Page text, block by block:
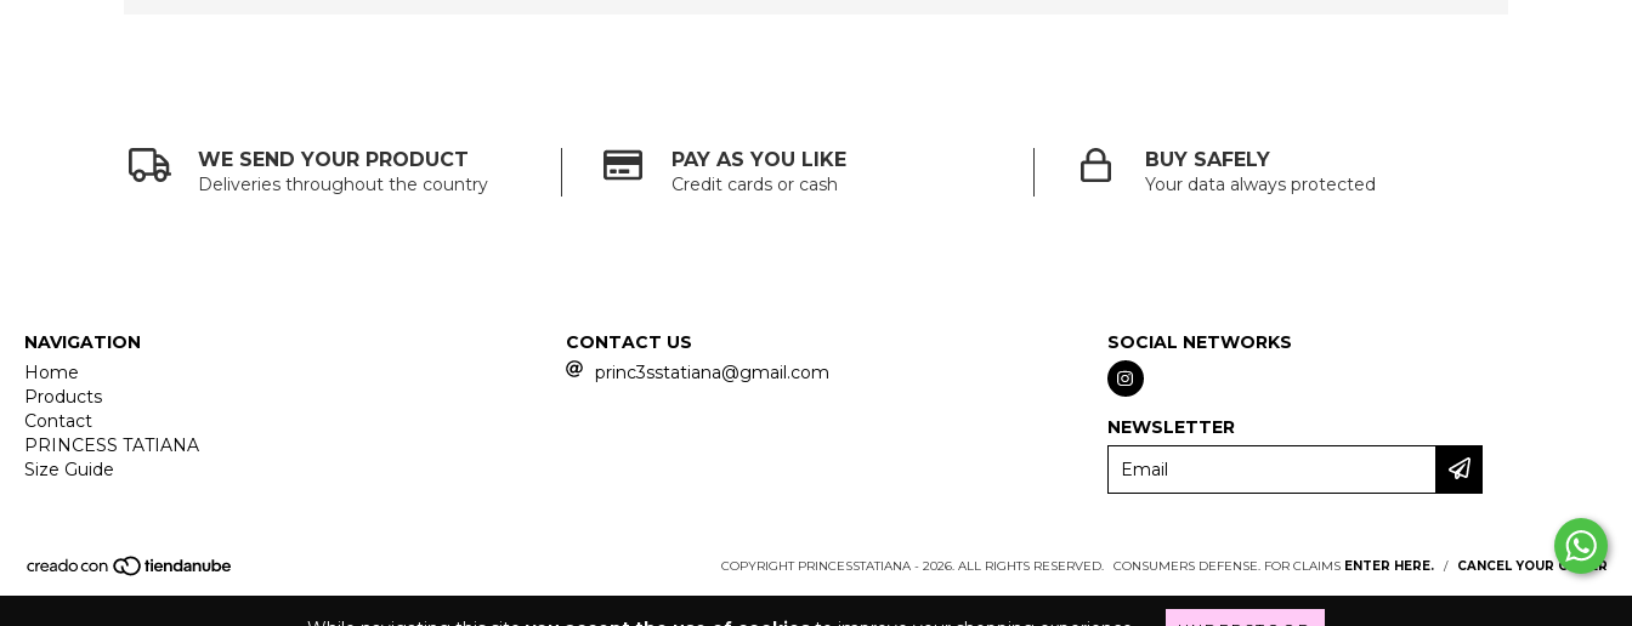
WE SEND YOUR PRODUCT
Deliveries throughout the country
PAY AS YOU LIKE
Credit cards or cash
BUY SAFELY
Your data always protected
NAVIGATION
Home
Products
Contact
PRINCESS TATIANA
Size Guide
CONTACT US
princ3sstatiana@gmail.com
SOCIAL NETWORKS
NEWSLETTER
COPYRIGHT PRINCESSTATIANA - 2026. ALL RIGHTS RESERVED. CONSUMERS DEFENSE. FOR CLAIMS ENTER HERE. / CANCEL YOUR ORDER